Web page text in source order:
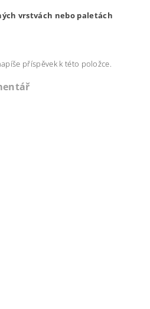
vrstvách nebo paletách
příspěvek k této položce.